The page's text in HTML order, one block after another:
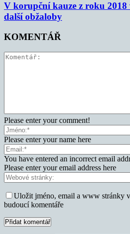
V korupční kauze z roku
další obžaloby
KOMENTÁŘ
Please enter your comment!
Please enter your name here
You have entered an incorrect email
Please enter your email address here
Uložit jméno, email a www stránky
budoucí komentáře